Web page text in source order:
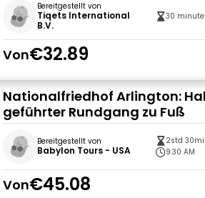
Bereitgestellt von
Tiqets International
B.V.
30
Von€32.89
Nationalfriedhof Arlington:
geführter Rundgang zu Fuß
Bereitgestellt von
Babylon Tours - USA
2std
9:30 AM
Von€45.08